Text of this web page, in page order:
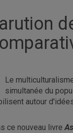
Le
simultanée du
autour
ce nouveau livre